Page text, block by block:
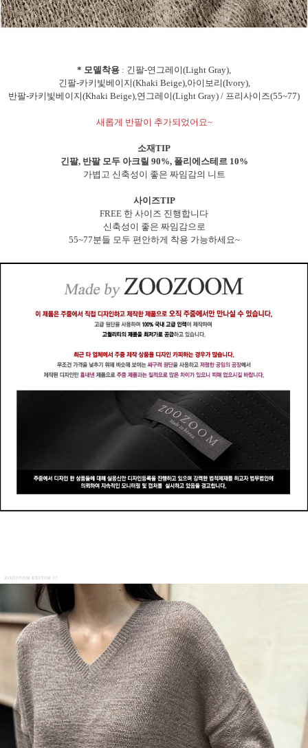
* 모델착용 : 긴팔-연그레이(Light Gray),
긴팔-카키빛베이지(Khaki Beige),아이보리(Ivory),
반팔-카키빛베이지(Khaki Beige),연그레이(Light Gray) / 프리사이즈(55~77)
새롭게 반팔이 추가되었어요~
소재TIP
긴팔, 반팔 모두 아크릴 90%, 폴리에스테르 10%
가볍고 신축성이 좋은 짜임감의 니트
사이즈TIP
FREE 한 사이즈 진행합니다
신축성이 좋은 짜임감으로
55~77분들 모두 편안하게 착용 가능하세요~